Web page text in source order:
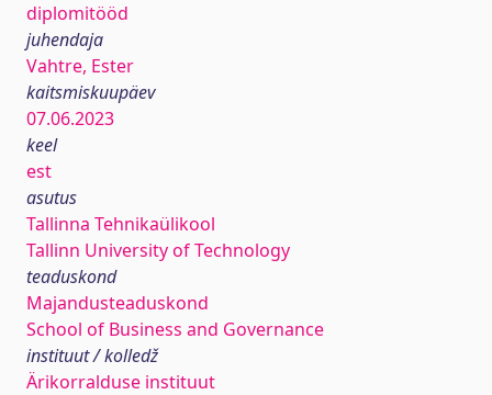
diplomitööd
juhendaja
Vahtre, Ester
kaitsmiskuupäev
07.06.2023
keel
est
asutus
Tallinna Tehnikaülikool
Tallinn University of Technology
teaduskond
Majandusteaduskond
School of Business and Governance
instituut / kolledž
Ärikorralduse instituut